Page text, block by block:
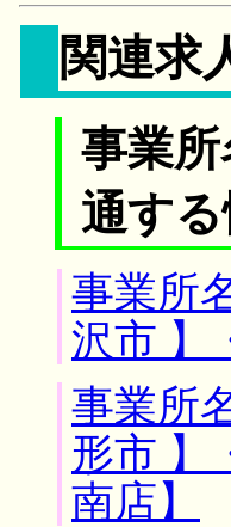
関連求
事業
通す
事業所
沢市 】
事業所
形市 】
南店】